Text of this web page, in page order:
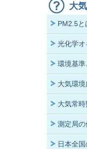
大
PM2.5と
光化学オ
環境基準
大気環
大気常
測定局の
日本全